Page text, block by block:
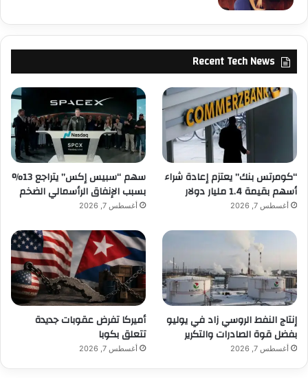
Recent Tech News
“كومرتس بنك” يعتزم إعادة شراء
أسهم بقيمة 1.4 مليار دولار
أغسطس 7, 2026
سهم “سبيس إكس” يتراجع 13%
بسبب الإنفاق الرأسمالي الضخم
أغسطس 7, 2026
إنتاج النفط الروسي زاد في يوليو
بفضل قوة الصادرات والتكرير
أغسطس 7, 2026
أميركا تفرض عقوبات جديدة
تتعلق بكوبا
أغسطس 7, 2026